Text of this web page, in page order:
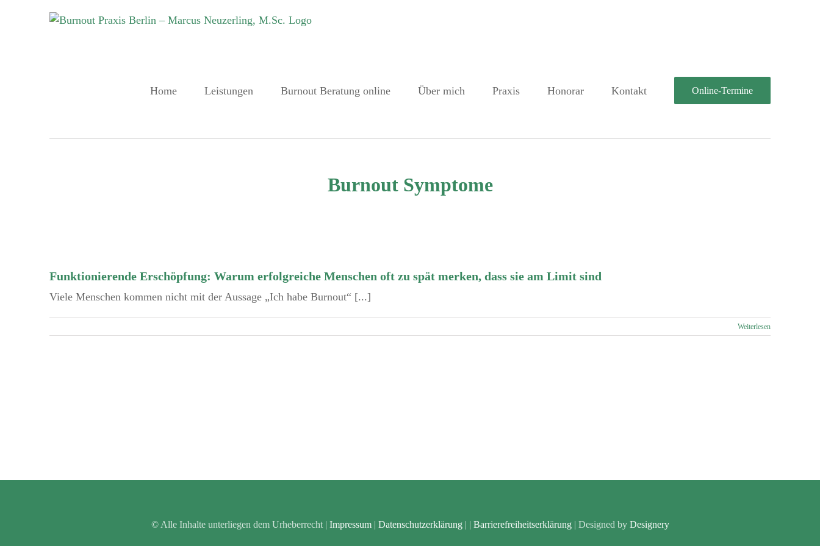
Home Leistungen Burnout Beratung online Über mich Praxis Honorar Kontakt Online-Termine
Burnout Symptome
Funktionierende Erschöpfung: Warum erfolgreiche Menschen oft zu spät merken, dass sie am Limit sind
Viele Menschen kommen nicht mit der Aussage „Ich habe Burnout“ [...]
Weiterlesen
© Alle Inhalte unterliegen dem Urheberrecht | Impressum| Datenschutzerklärung| | Barrierefreiheitserklärung| Designed by Designery